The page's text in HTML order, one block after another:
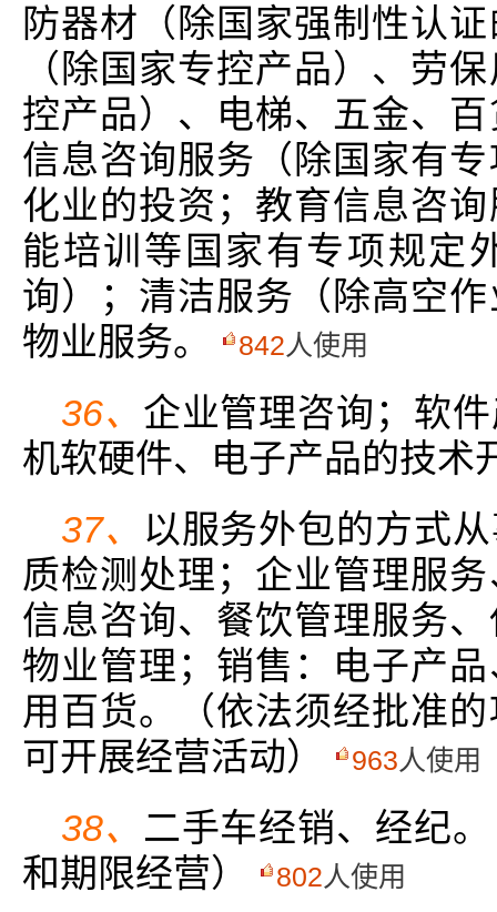
防器材（除国家强制性认
（除国家专控产品）、劳
控产品）、电梯、五金、
信息咨询服务（除国家有
化业的投资；教育信息咨
能培训等国家有专项规定
询）；清洁服务（除高空
物业服务。
842人使用
36、 企业管理咨询；软
机软硬件、电子产品的技术
37、 以服务外包的方式
质检测处理；企业管理服
信息咨询、餐饮管理服务
物业管理；销售：电子产
用百货。（依法须经批准
可开展经营活动）
963人使用
38、 二手车经销、经纪
和期限经营）
802人使用